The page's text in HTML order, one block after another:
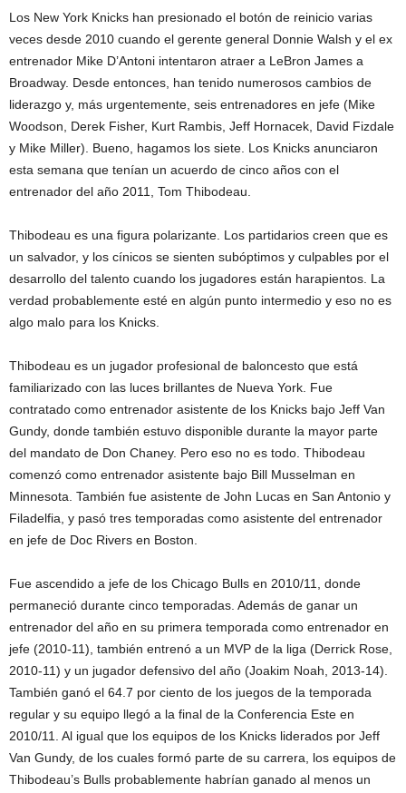
Los New York Knicks han presionado el botón de reinicio varias
veces desde 2010 cuando el gerente general Donnie Walsh y el ex
entrenador Mike D’Antoni intentaron atraer a LeBron James a
Broadway. Desde entonces, han tenido numerosos cambios de
liderazgo y, más urgentemente, seis entrenadores en jefe (Mike
Woodson, Derek Fisher, Kurt Rambis, Jeff Hornacek, David Fizdale
y Mike Miller). Bueno, hagamos los siete. Los Knicks anunciaron
esta semana que tenían un acuerdo de cinco años con el
entrenador del año 2011, Tom Thibodeau.
Thibodeau es una figura polarizante. Los partidarios creen que es
un salvador, y los cínicos se sienten subóptimos y culpables por el
desarrollo del talento cuando los jugadores están harapientos. La
verdad probablemente esté en algún punto intermedio y eso no es
algo malo para los Knicks.
Thibodeau es un jugador profesional de baloncesto que está
familiarizado con las luces brillantes de Nueva York. Fue
contratado como entrenador asistente de los Knicks bajo Jeff Van
Gundy, donde también estuvo disponible durante la mayor parte
del mandato de Don Chaney. Pero eso no es todo. Thibodeau
comenzó como entrenador asistente bajo Bill Musselman en
Minnesota. También fue asistente de John Lucas en San Antonio y
Filadelfia, y pasó tres temporadas como asistente del entrenador
en jefe de Doc Rivers en Boston.
Fue ascendido a jefe de los Chicago Bulls en 2010/11, donde
permaneció durante cinco temporadas. Además de ganar un
entrenador del año en su primera temporada como entrenador en
jefe (2010-11), también entrenó a un MVP de la liga (Derrick Rose,
2010-11) y un jugador defensivo del año (Joakim Noah, 2013-14).
También ganó el 64.7 por ciento de los juegos de la temporada
regular y su equipo llegó a la final de la Conferencia Este en
2010/11. Al igual que los equipos de los Knicks liderados por Jeff
Van Gundy, de los cuales formó parte de su carrera, los equipos de
Thibodeau’s Bulls probablemente habrían ganado al menos un